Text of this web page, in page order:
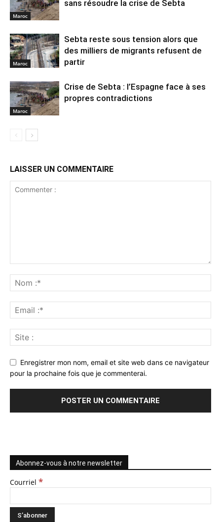
Maroc
sans résoudre la crise de Sebta
Maroc
Sebta reste sous tension alors que
des milliers de migrants refusent de
partir
Maroc
Crise de Sebta : l’Espagne face à ses
propres contradictions
LAISSER UN COMMENTAIRE
Enregistrer mon nom, email et site web dans ce navigateur
pour la prochaine fois que je commenterai.
Abonnez-vous à notre newsletter
Courriel *